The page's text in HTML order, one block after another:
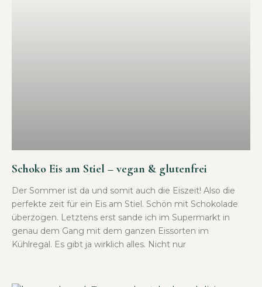
Schoko Eis am Stiel – vegan & glutenfrei
Der Sommer ist da und somit auch die Eiszeit! Also die
perfekte zeit für ein Eis am Stiel. Schön mit Schokolade
überzogen. Letztens erst sande ich im Supermarkt in
genau dem Gang mit dem ganzen Eissorten im
Kühlregal. Es gibt ja wirklich alles. Nicht nur